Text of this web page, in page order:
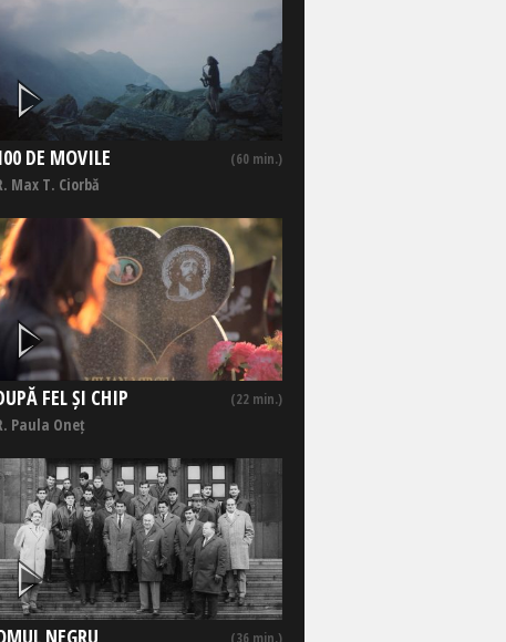
DE MOVILE (60 min.)
Max T. Ciorbă
FEL ȘI CHIP (22 min.)
Paula Oneț
NEGRU (36 min.)